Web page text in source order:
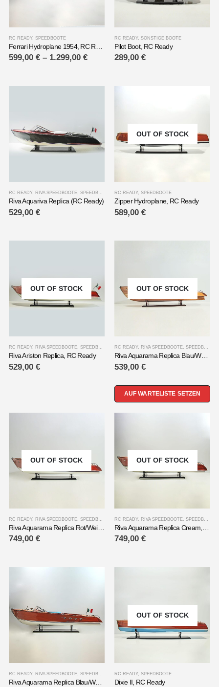
RC READY, SPEEDBOOTE
599,00 €– 1.299,00 €
RC READY, SONSTIGE BOOTE
Pilot Boot, RC Ready
289,00 €
RC READY, RIVA SPEEDBOOTE, SPEEDBOOTE
Riva Aquariva Replica (RC Ready)
529,00 €
OUT OF STOCK
RC READY, SPEEDBOOTE
Zipper Hydroplane, RC Ready
589,00 €
OUT OF STOCK
RC READY, RIVA SPEEDBOOTE, SPEEDBOOTE
Riva Ariston Replica, RC Ready
529,00 €
OUT OF STOCK
RC READY, RIVA SPEEDBOOTE, SPEEDBOOTE
Riva Aquarama Replica Blau/Weiß, RC Ready
539,00 €
AUF WARTELISTE SETZEN
OUT OF STOCK
RC READY, RIVA SPEEDBOOTE, SPEEDBOOTE
Riva Aquarama Replica Rot/Weiß, RC Ready
749,00 €
OUT OF STOCK
RC READY, RIVA SPEEDBOOTE SPEEDBOOTE
749,00 €
RC READY, RIVA SPEEDBOOTE, SPEEDBOOTE
Riva Aquarama Replica Blau/Weiß, RC Ready
OUT OF STOCK
RC READY, SPEEDBOOTE
Dixie II, RC Ready